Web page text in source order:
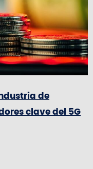
de
clave del 5G